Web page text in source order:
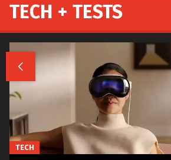
TECH + TESTS

TECH